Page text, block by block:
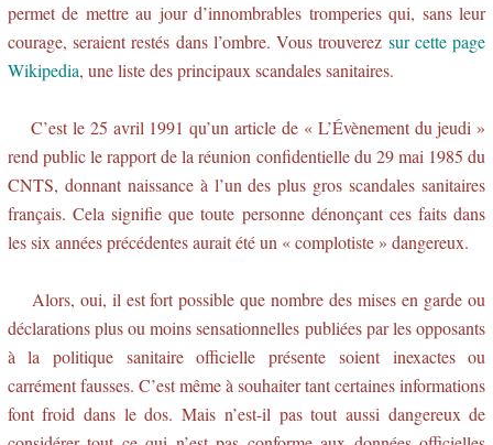
permet de mettre au jour d’innombrables tromperies qui, sans leur
courage, seraient restés dans l’ombre. Vous trouverez sur cette page
Wikipedia, une liste des principaux scandales sanitaires.
C’est le 25 avril 1991 qu’un article de « L’Évènement du jeudi »
rend public le rapport de la réunion confidentielle du 29 mai 1985 du
CNTS, donnant naissance à l’un des plus gros scandales sanitaires
français. Cela signifie que toute personne dénonçant ces faits dans
les six années précédentes aurait été un « complotiste » dangereux.
Alors, oui, il est fort possible que nombre des mises en garde ou
déclarations plus ou moins sensationnelles publiées par les opposants
à la politique sanitaire officielle présente soient inexactes ou
carrément fausses. C’est même à souhaiter tant certaines informations
font froid dans le dos. Mais n’est-il pas tout aussi dangereux de